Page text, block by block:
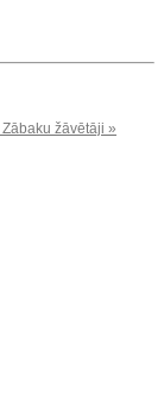
Zābaku žāvētāji »